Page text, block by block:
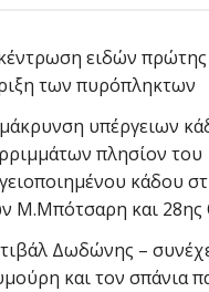
ειδών πρώτης
των πυρόπληκτων
υπέργειων
πλησίον του
κάδου
Μ.Μπότσαρη και 28ης
Δωδώνης –
και τον σπάνια